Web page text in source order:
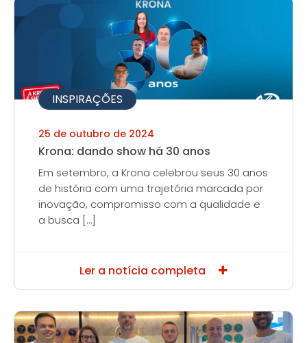
INSPIRAÇÕES
25 de outubro de 2024
Krona: dando show há 30 anos
Em setembro, a Krona celebrou seus 30 anos
de história com uma trajetória marcada por
inovação, compromisso com a qualidade e
a busca […]
Ler a notícia completa